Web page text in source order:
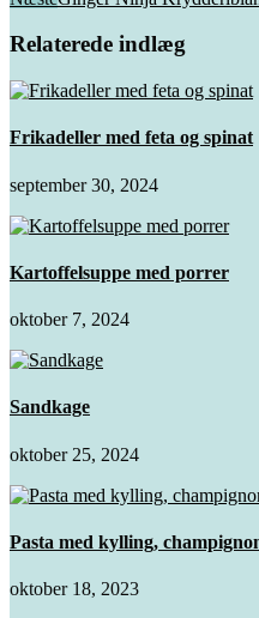
Relaterede indlæg
Frikadeller med feta og spinat
september 30, 2024
Kartoffelsuppe med porrer
oktober 7, 2024
Sandkage
oktober 25, 2024
Pasta med kylling,
oktober 18, 2023